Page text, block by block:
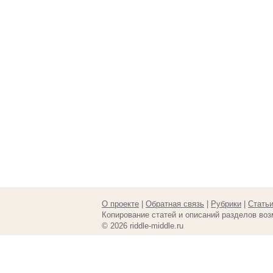
О проекте Обратная связь Рубрики
Статьи
Копирование статей и описаний разделов
© 2026 riddle-middle.ru